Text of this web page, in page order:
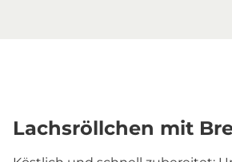
Lachsröllchen mit